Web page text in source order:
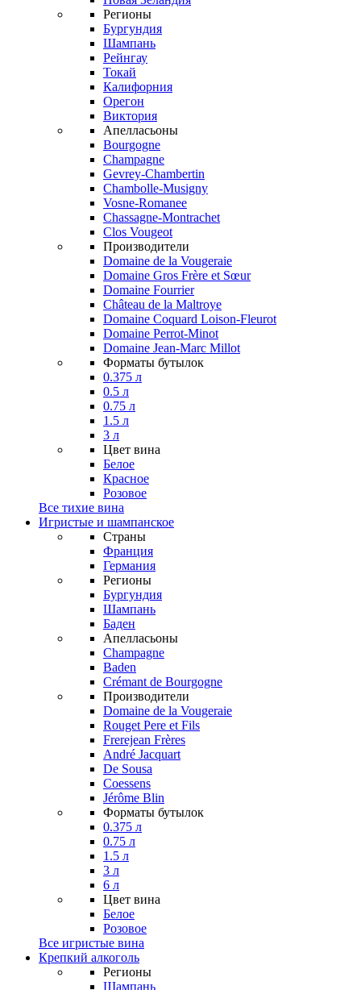
Регионы
Бургундия
Шампань
Рейнгау
Токай
Калифорния
Орегон
Виктория
Апелласьоны
Bourgogne
Champagne
Gevrey-Chambertin
Chambolle-Musigny
Vosne-Romanee
Chassagne-Montrachet
Clos Vougeot
Производители
Domaine de la Vougeraie
Domaine Gros Frère et Sœur
Domaine Fourrier
Château de la Maltroye
Domaine Coquard Loison-Fleurot
Domaine Perrot-Minot
Domaine Jean-Marc Millot
Форматы бутылок
0.375 л
0.5 л
0.75 л
1.5 л
3 л
Цвет вина
Белое
Красное
Розовое
Все тихие вина
Игристые и шампанское
Страны
Франция
Германия
Регионы
Бургундия
Шампань
Баден
Апелласьоны
Champagne
Baden
Crémant de Bourgogne
Производители
Domaine de la Vougeraie
Rouget Pere et Fils
Frerejean Frères
André Jacquart
De Sousa
Coessens
Jérôme Blin
Форматы бутылок
0.375 л
0.75 л
1.5 л
3 л
6 л
Цвет вина
Белое
Розовое
Все игристые вина
Крепкий алкоголь
Регионы
Шампань